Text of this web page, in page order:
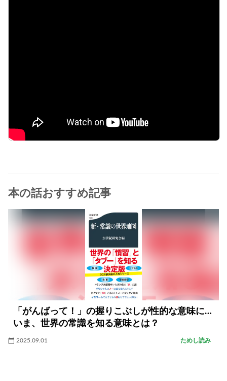
本の話おすすめ記事
「がんばって！」の握りこぶしが性的な意味に…
いま、世界の常識を知る意味とは？
2025.09.01 ためし読み